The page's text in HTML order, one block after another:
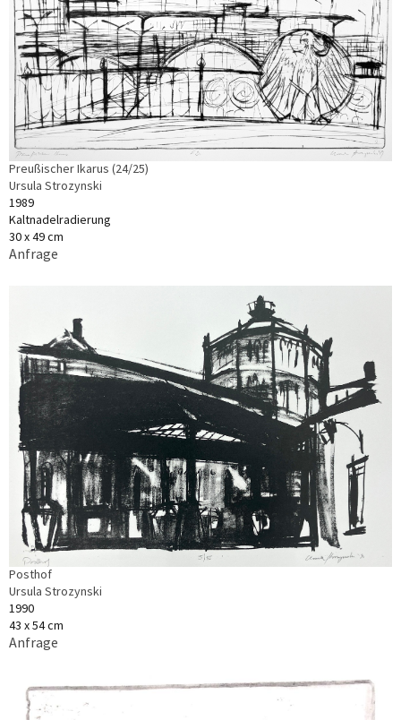
Preußischer Ikarus (24/25)
Ursula Strozynski
1989
Kaltnadelradierung
30 x 49 cm
Anfrage
Posthof
Ursula Strozynski
1990
43 x 54 cm
Anfrage